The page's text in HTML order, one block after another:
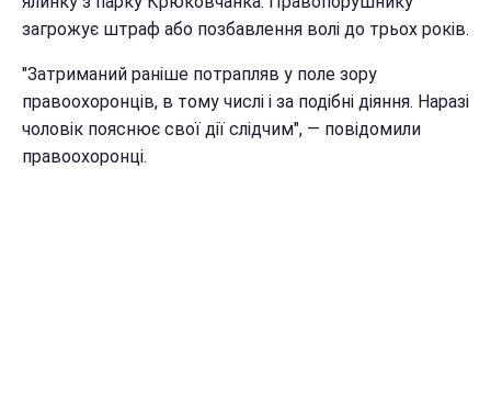
загрожує штраф або позбавлення волі до трьох років.
"Затриманий раніше потрапляв у поле зору
правоохоронців, в тому числі і за подібні діяння. Наразі
чоловік пояснює свої дії слідчим", — повідомили
правоохоронці.